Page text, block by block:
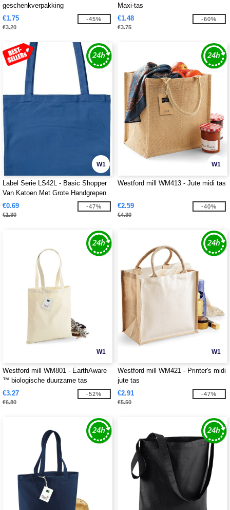
geschenkverpakking
€1.75
€3.20
-45%
Maxi-tas
€1.48
€3.75
-60%
W1
Label Serie LS42L - Basic Shopper
Van Katoen Met Grote Handgrepen
€0.69
€1.30
-47%
W1
Westford mill WM413 - Jute midi tas
€2.59
€4.30
-40%
W1
Westford mill WM801 - EarthAware
™ biologische duurzame tas
€3.27
€6.80
-52%
W1
Westford mill WM421 - Printer's midi
jute tas
€2.91
€5.50
-47%